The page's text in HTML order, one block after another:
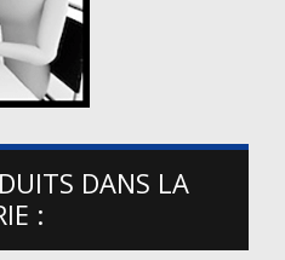
DANS LA
: